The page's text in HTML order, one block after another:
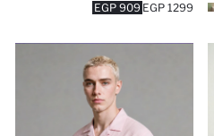
909 EGP 1299 EGP